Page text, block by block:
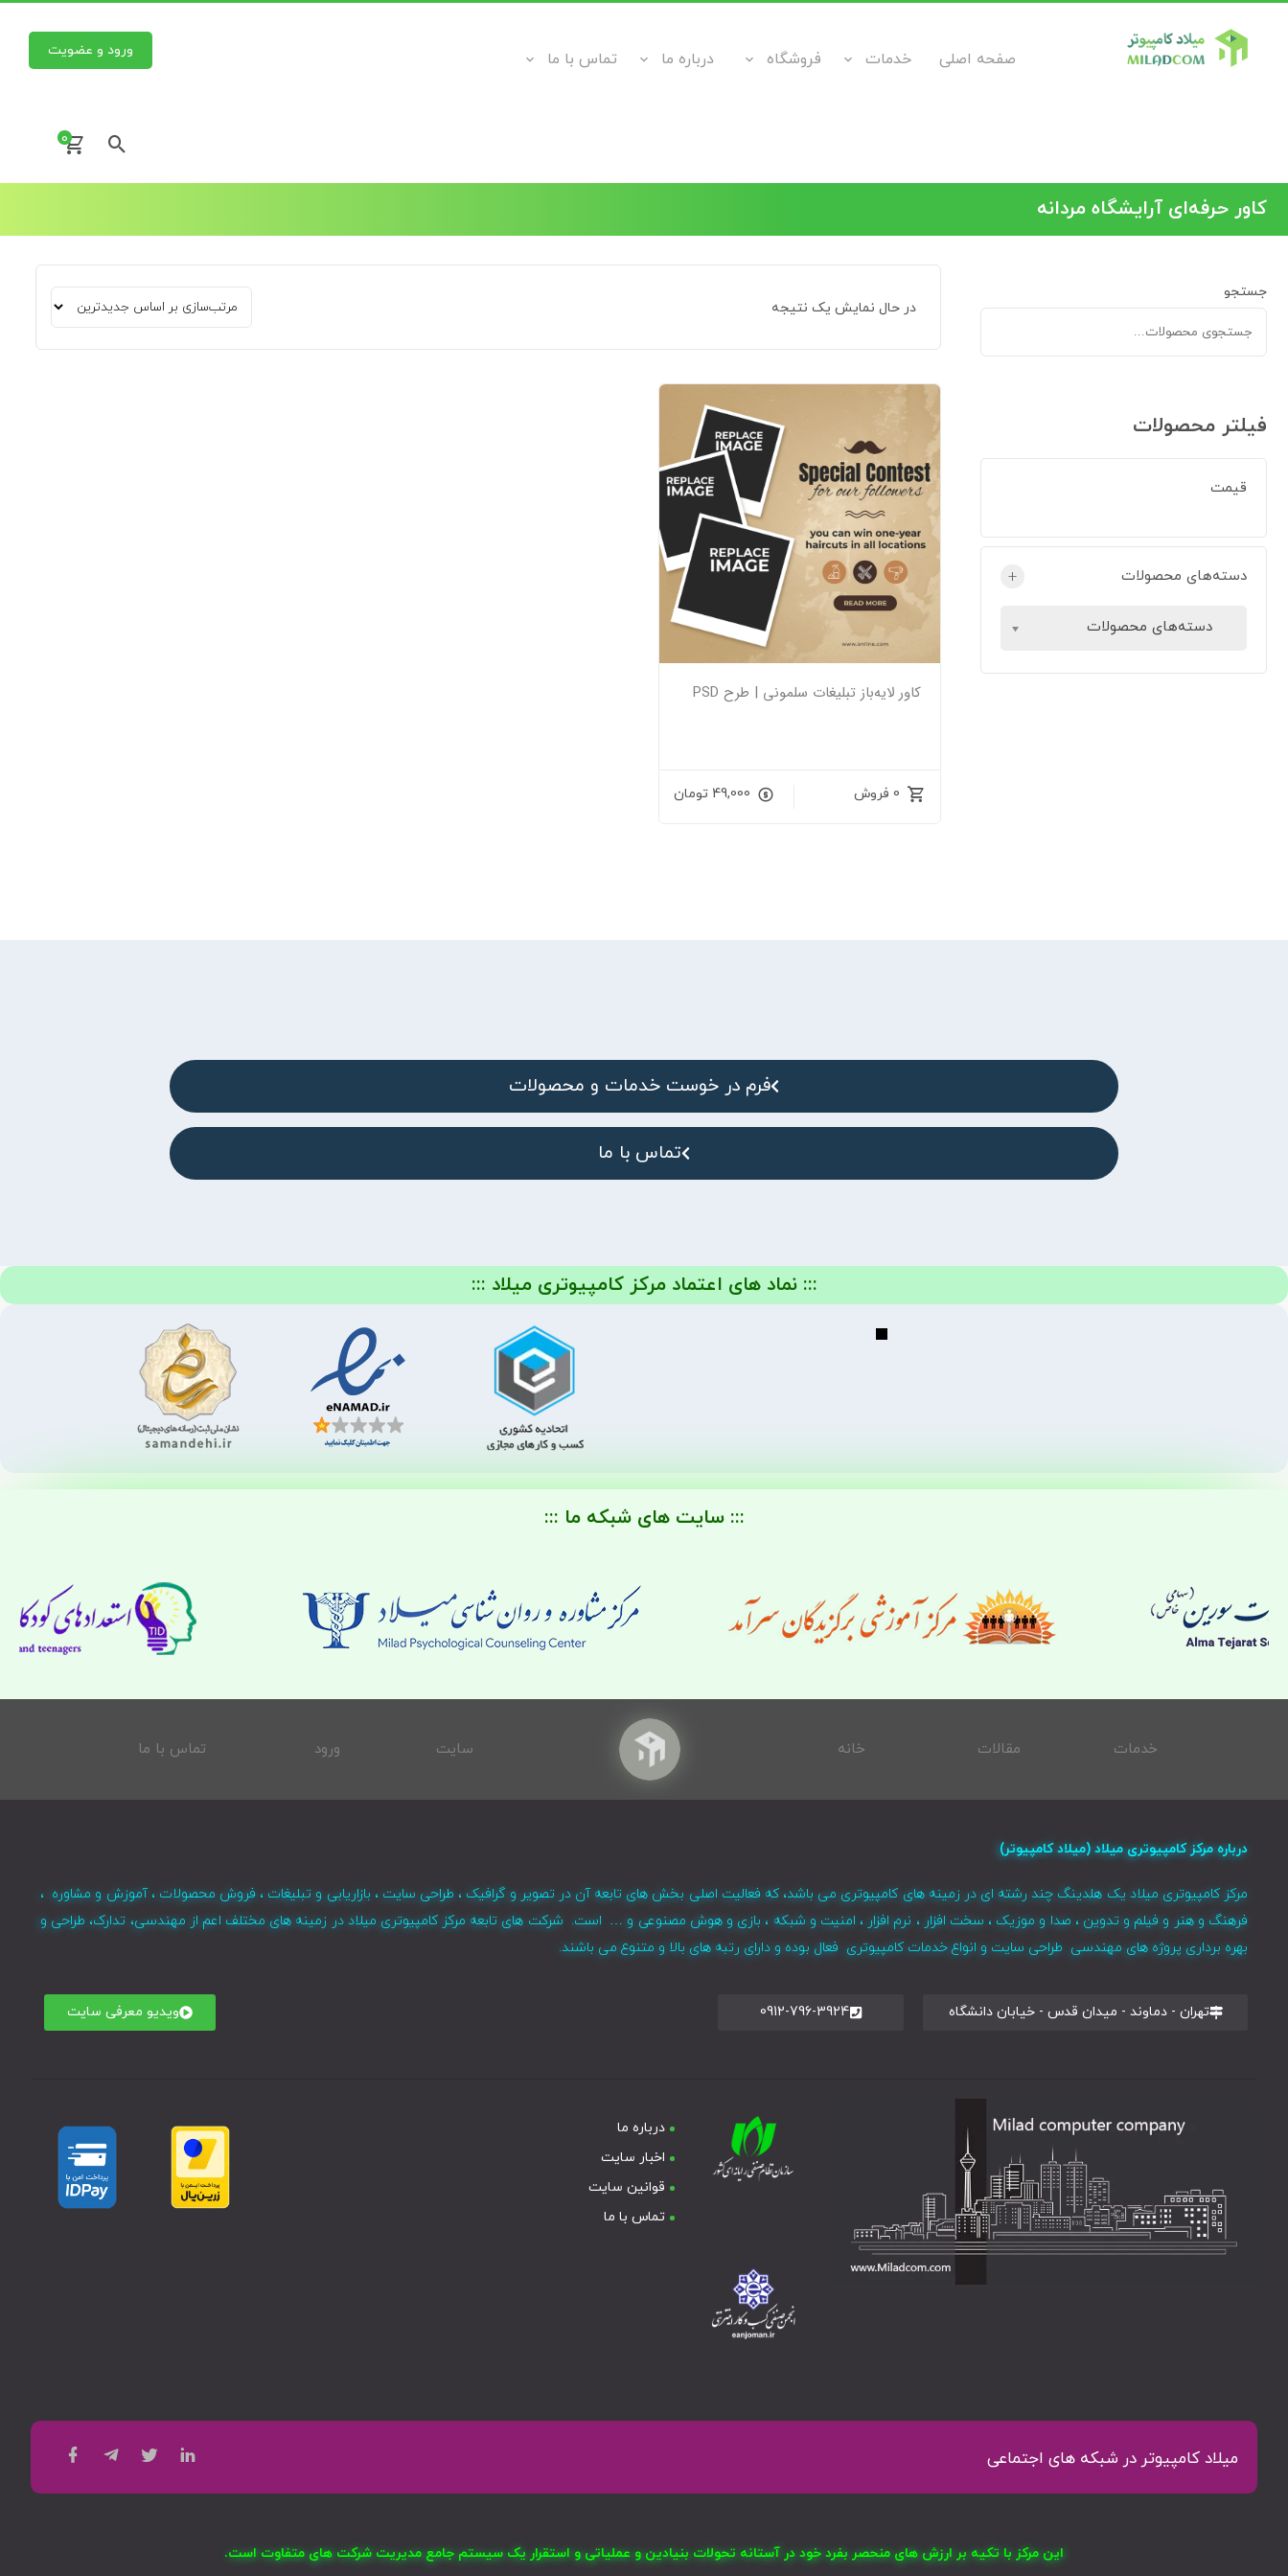
صفحه اصلی خدمات فروشگاه درباره ما تماس با ما ورود و عضویت
0
کاور حرفه‌ای آرایشگاه مردانه
در حال نمایش یک نتیجه
کاور لایه‌باز تبلیغات سلمونی | طرح PSD
0 فروش 49,000 تومان
جستجو
فیلتر محصولات
قیمت
دسته‌های محصولات +
دسته‌های محصولات
فرم در خوست خدمات و محصولات
تماس با ما
::: نماد های اعتماد مرکز کامپیوتری میلاد :::
::: سایت های شبکه ما :::
خدمات مقالات خانه سایت ورود تماس با ما
درباره مرکز کامپیوتری میلاد (میلاد کامپیوتر)
مرکز کامپیوتری میلاد یک هلدینگ چند رشته ای در زمینه های کامپیوتری می باشد، که فعالیت اصلی بخش های تابعه آن در تصویر و گرافیک ، طراحی سایت ، بازاریابی و تبلیغات ، فروش محصولات ، آموزش و مشاوره ،
فرهنگ و هنر و فیلم و تدوین ، صدا و موزیک ، سخت افزار ، نرم افزار ، امنیت و شبکه ، بازی و هوش مصنوعی و … است. شرکت های تابعه مرکز کامپیوتری میلاد در زمینه های مختلف اعم از مهندسی، تدارک، طراحی و
بهره برداری پروژه های مهندسی طراحی سایت و انواع خدمات کامپیوتری فعال بوده و دارای رتبه های بالا و متنوع می باشند.
تهران - دماوند - میدان قدس - خیابان دانشگاه 0912-796-3924 ویدیو معرفی سایت
درباره ما
اخبار سایت
قوانین سایت
تماس با ما
میلاد کامپیوتر در شبکه های اجتماعی
این مرکز با تکیه بر ارزش های منحصر بفرد خود در آستانه تحولات بنیادین و عملیاتی و استقرار یک سیستم جامع مدیریت شرکت های متفاوت است.